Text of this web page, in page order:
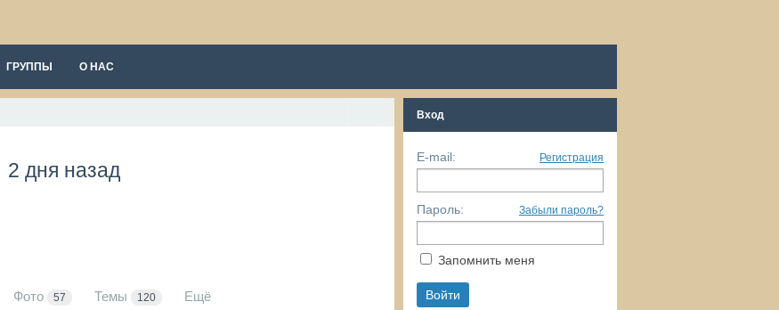
ГРУППЫ О НАС
2 дня назад
Фото 57 Темы 120 Ещё
Вход
E-mail: Регистрация
Пароль: Забыли пароль?
Запомнить меня